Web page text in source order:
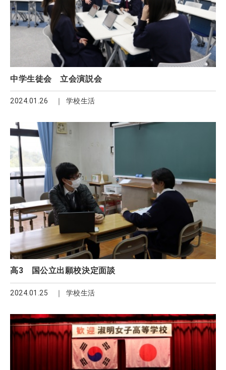
中学生徒会 立会演説会
2024.01.26 学校生活
高3 国公立出願校決定面談
2024.01.25 学校生活